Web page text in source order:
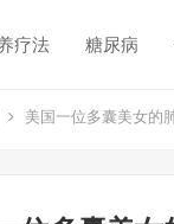
疗法 糖尿病
美国一位多囊美女的